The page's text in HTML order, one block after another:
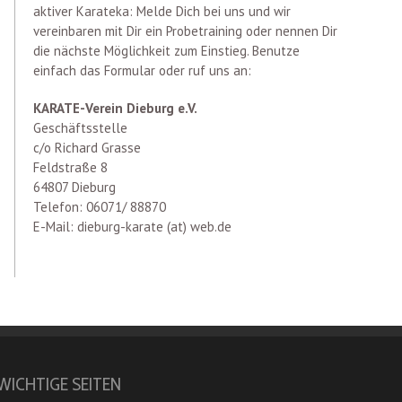
aktiver Karateka: Melde Dich bei uns und wir
vereinbaren mit Dir ein Probetraining oder nennen Dir
die nächste Möglichkeit zum Einstieg. Benutze
einfach das Formular oder ruf uns an:
KARATE-Verein Dieburg e.V.
Geschäftsstelle
c/o Richard Grasse
Feldstraße 8
64807 Dieburg
Telefon: 06071/ 88870
E-Mail: dieburg-karate (at) web.de
SEITEN